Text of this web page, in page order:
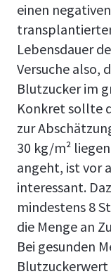
einen
Lebensdauer
Versuche also,
Blutzucker im
Konkret sollte
zur
30 kg/m²
angeht, ist vor
interessant.
mindestens 8
die Menge an
Bei gesunden
Blutzuckerwert